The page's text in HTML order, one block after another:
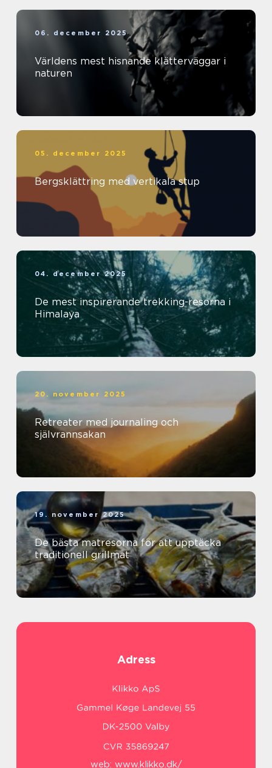
06. december 2025
Världens mest hisnande klätterväggar i
naturen
05. december 2025
Bergsklättring med vertikala stup
04. december 2025
De mest inspirerande trekking-resorna i
Himalaya
20. november 2025
Retreater med journaling och
självrannsakan
19. november 2025
De bästa matresorna för att upptäcka
traditionell grillmat
Adress
web: www.klikko.dk/